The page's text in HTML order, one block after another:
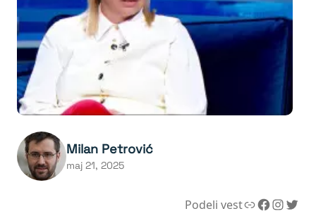
Milan Petrović
maj 21, 2025
Podeli vestLink Facebook InstagramTwitter